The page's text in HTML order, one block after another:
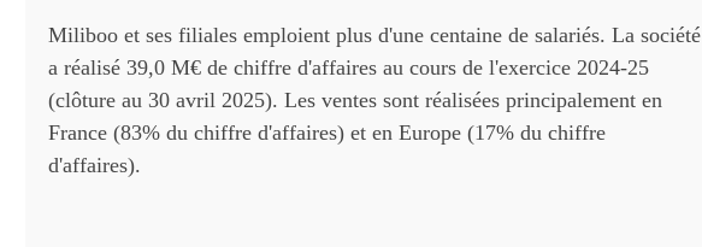
Miliboo et ses filiales emploient plus d'une centaine de salariés. La société
a réalisé 39,0 M€ de chiffre d'affaires au cours de l'exercice 2024-25
(clôture au 30 avril 2025). Les ventes sont réalisées principalement en
France (83% du chiffre d'affaires) et en Europe (17% du chiffre
d'affaires).